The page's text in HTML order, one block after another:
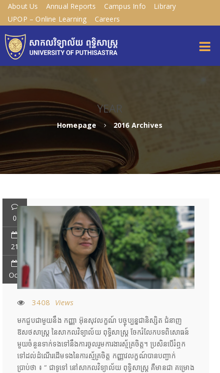
About Us Annual Reports Campus Info
Library
UPOP – Online Learning
Careers
YEAR
Homepage 2016 Archives
0
21
Oct
3408 Views
មកជួបជាមួយនឹង កញ្ញា អ៊ុនសុវលក្ខណ៍ បច្ចុប្បន្នជានិស្សិត ជំនាញ
ឱសថសាស្ត្រ នៃសាកលវិទ្យាល័យ ពុទ្ធិសាស្ត្រ ចែករំលែកបទពិសោធន៍
មួយចំនួនទាក់ទងទៅនឹងការចូលរួមការងារស្ម័គ្រចិត្ត។ ប្រសិនបើរំឮក
ទៅដល់ដំណើរដើមទងនៃការស្ម័គ្រចិត្ត កញ្ញាវលក្ខណ៍បានបញ្ជាក់
ប្រាប់ថា ៖ “ ជាទូទៅ នៅសាកលវិទ្យាល័យ ពុទ្ធិសាស្ត្រ គឺមានជា គម្រោង